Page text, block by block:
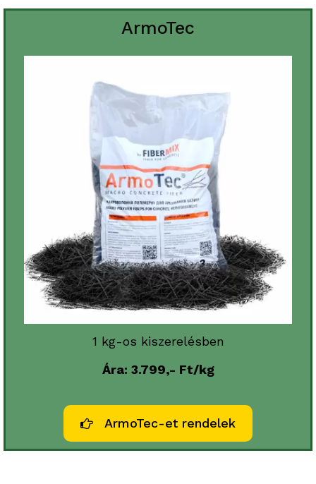
ArmoTec
1 kg-os kiszerelésben
Ára: 3.799,- Ft/kg
ArmoTec-et rendelek